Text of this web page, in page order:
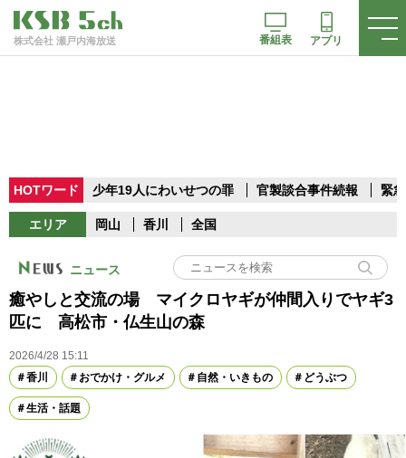
株式会社 瀬戸内海放送 番組表 アプリ
HOTワード 少年19人にわいせつの罪 官製談合事件続報 緊
エリア 岡山 香川 全国
ニュース
癒やしと交流の場 マイクロヤギが仲間入りでヤギ3
匹に 高松市・仏生山の森
2026/4/28 15:11
香川
おでかけ・グルメ 自然・いきもの どうぶつ
生活・話題